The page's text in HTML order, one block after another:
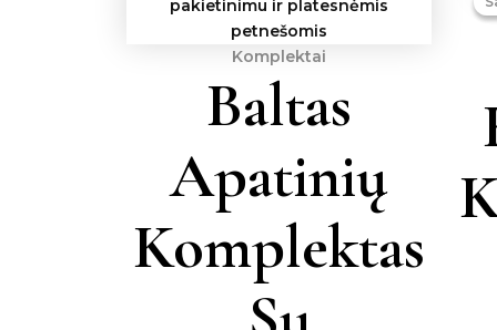
Komplektai
Baltas
Apatinių
Komplektas